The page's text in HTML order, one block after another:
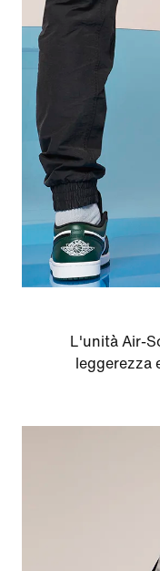
L'unità Air-
leggerezza